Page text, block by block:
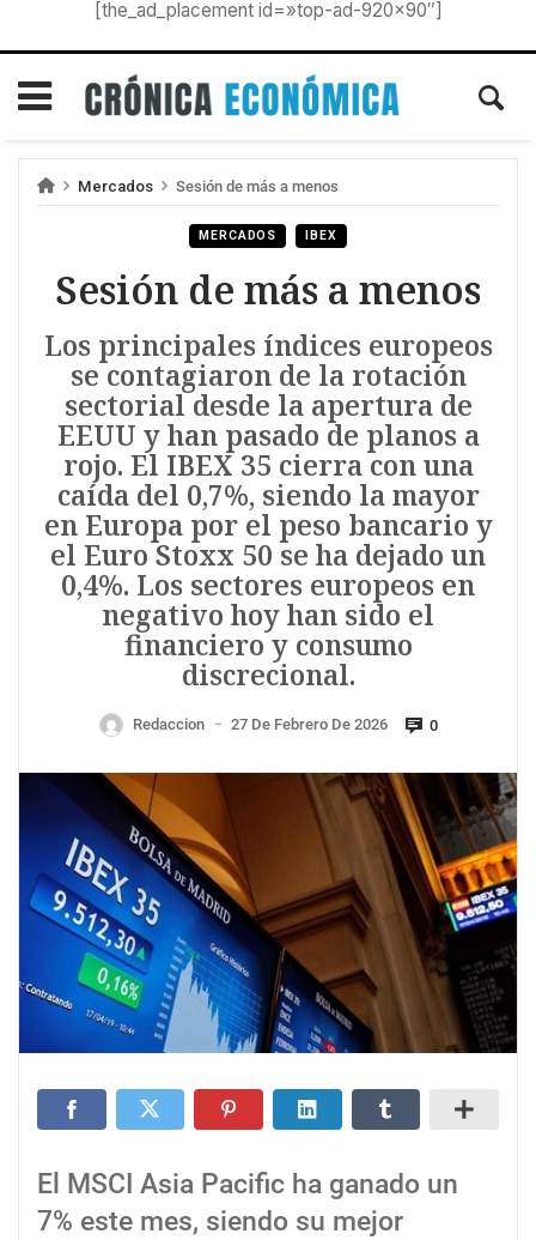
[the_ad_placement id=»top-ad-920×90″]
Mercados Sesión de más a menos
MERCADOS IBEX
Sesión de más a menos
Los principales índices europeos
se contagiaron de la rotación
sectorial desde la apertura de
EEUU y han pasado de planos a
rojo. El IBEX 35 cierra con una
caída del 0,7%, siendo la mayor
en Europa por el peso bancario y
el Euro Stoxx 50 se ha dejado un
0,4%. Los sectores europeos en
negativo hoy han sido el
financiero y consumo
discrecional.
Redaccion — 27 De Febrero De 2026 0
El MSCI Asia Pacific ha ganado un
7% este mes, siendo su mejor